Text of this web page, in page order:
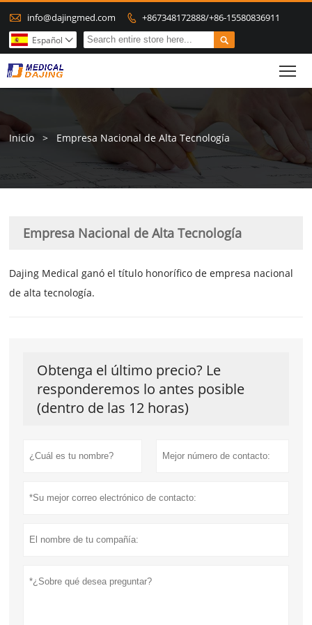
 info@dajingmed.com  +867348172888/+86-15580836911

Español 
Inicio > Empresa Nacional de Alta Tecnología
Empresa Nacional de Alta Tecnología
Dajing Medical ganó el título honorífico de empresa nacional
de alta tecnología.
Obtenga el último precio? Le
responderemos lo antes posible
(dentro de las 12 horas)